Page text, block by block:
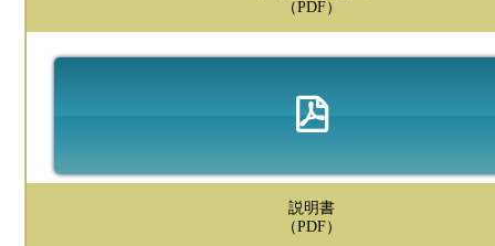
（PDF）
説明書
（PDF）